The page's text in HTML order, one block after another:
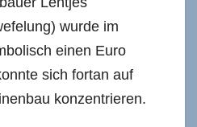
wurde im
einen Euro
sich fortan auf
konzentrieren.